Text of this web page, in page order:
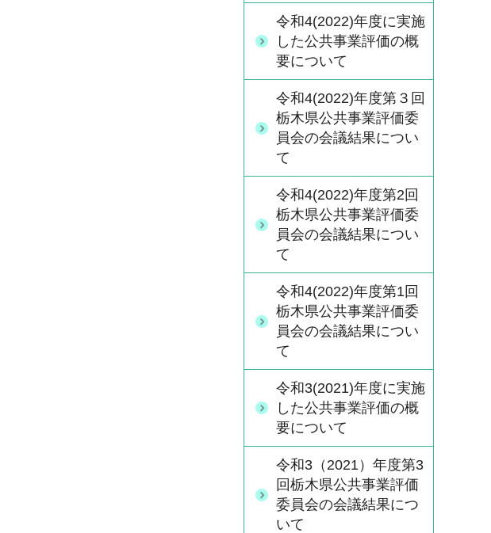
令和4(2022)年度に実施
した公共事業評価の概
要について
令和4(2022)年度第３回
栃木県公共事業評価委
員会の会議結果につい
て
令和4(2022)年度第2回
栃木県公共事業評価委
員会の会議結果につい
て
令和4(2022)年度第1回
栃木県公共事業評価委
員会の会議結果につい
て
令和3(2021)年度に実施
した公共事業評価の概
要について
令和3（2021）年度第3
回栃木県公共事業評価
委員会の会議結果につ
いて